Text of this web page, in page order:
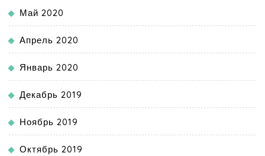
Май 2020
Апрель 2020
Январь 2020
Декабрь 2019
Ноябрь 2019
Октябрь 2019